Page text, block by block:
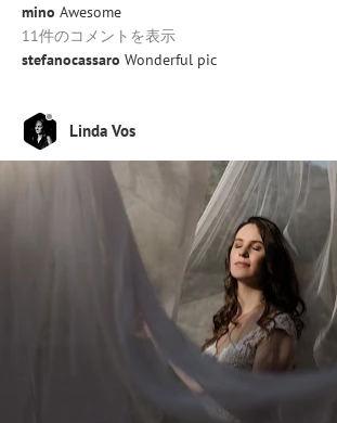
mino Awesome
11件のコメントを表示
stefanocassaro Wonderful pic
Linda Vos